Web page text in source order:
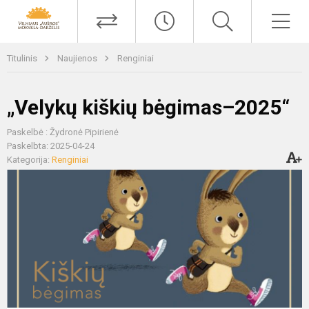
Titulinis Naujienos Renginiai
„Velykų kiškių bėgimas–2025“
Paskelbė : Žydronė Pipirienė
Paskelbta: 2025-04-24
Kategorija: Renginiai